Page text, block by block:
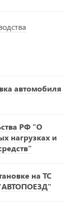
автомобиля
РФ "О
нагрузках и
на ТС